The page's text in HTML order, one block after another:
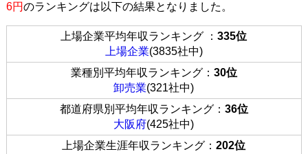
6円のランキングは以下の結果となりました。
上場企業平均年収ランキング ：335位
上場企業(3835社中)
業種別平均年収ランキング： 30位
卸売業(321社中)
都道府県別平均年収ランキング： 36位
大阪府(425社中)
上場企業生涯年収ランキング：202位